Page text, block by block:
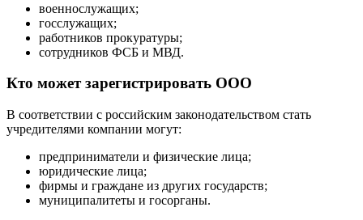
военнослужащих;
госслужащих;
работников прокуратуры;
сотрудников ФСБ и МВД.
Кто может зарегистрировать ООО
В соответствии с российским законодательством стать
учредителями компании могут:
предприниматели и физические лица;
юридические лица;
фирмы и граждане из других государств;
муниципалитеты и госорганы.